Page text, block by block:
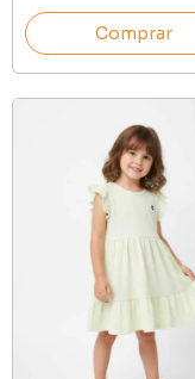
Comprar